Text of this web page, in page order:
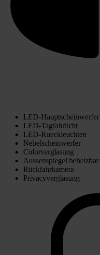
LED-Hauptscheinwerfer
LED-Tagfahrlicht
LED-Rueckleuchten
Nebelscheinwerfer
Colorverglasung
Aussenspiegel beheizbar
Rückfahrkamera
Privacyverglasung